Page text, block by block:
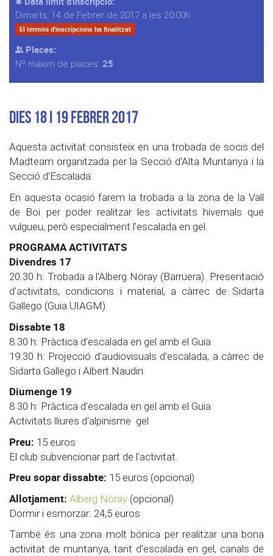
Dimarts, 14 de Febrer de 2017 a les 20:00h
El termini d'inscripcions ha finalitzat
Places:
Nº màxim de places: 25
Dies 18 i 19 febrer 2017
Aquesta activitat consisteix en una trobada de socis del
Madteam organitzada per la Secció d'Alta Muntanya i la
Secció d'Escalada.
En aquesta ocasió farem la trobada a la zona de la Vall
de Boi per poder realitzar les activitats hivernals que
vulgueu, però especialment l'escalada en gel.
PROGRAMA ACTIVITATS
Divendres 17
20.30 h: Trobada a l'Alberg Noray (Barruera). Presentació
d'activitats, condicions i material, a càrrec de Sidarta
Gallego (Guia UIAGM)
Dissabte 18
8.30 h: Pràctica d'escalada en gel amb el Guia
19.30 h: Projecció d'audiovisuals d'escalada, a càrrec de
Sidarta Gallego i Albert Naudin
Diumenge 19
8.30 h: Pràctica d'escalada en gel amb el Guia
Activitats lliures d'alpinisme gel
Preu: 15 euros
El club subvencionar part de l'activitat.
Preu sopar dissabte: 15 euros (opcional)
Allotjament: Alberg Noray (opcional)
Dormir i esmorzar: 24,5 euros
També és una zona molt bónica per realitzar una bona
activitat de muntanya, tant d'escalada en gel, canals de